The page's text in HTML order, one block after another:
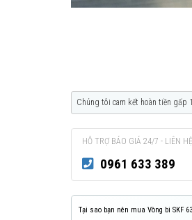
Chúng tôi cam kết hoàn tiền gấp
HỖ TRỢ BÁO GIÁ 24/7 - LIÊN
0961 633 389
Tại sao bạn nên mua Vòng bi SKF